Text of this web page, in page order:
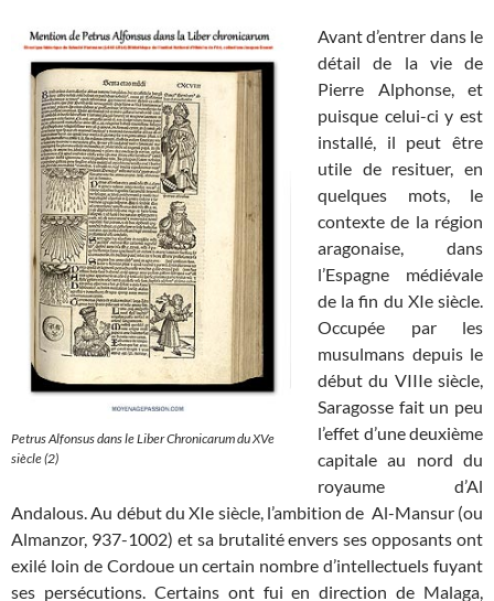
Petrus Alfonsus dans leLiber Chronicarumdu XVe
siècle (2)
Avant d’entrer dans le
détail de la vie de
Pierre Alphonse, et
puisque celui-ci y est
installé, il peut être
utile de resituer, en
quelques mots, le
contexte de la région
aragonaise, dans
l’Espagne médiévale
de la fin du XIe siècle.
Occupée par les
musulmans depuis le
début du VIIIe siècle,
Saragosse fait un peu
l’effet d’une deuxième
capitale au nord du
royaume d’Al
Andalous. Au début du XIe siècle, l’ambition de Al-Mansur (ou
Almanzor, 937-1002) et sa brutalité envers ses opposants ont
exilé loin de Cordoue un certain nombre d’intellectuels fuyant
ses persécutions. Certains ont fui en direction de Malaga,